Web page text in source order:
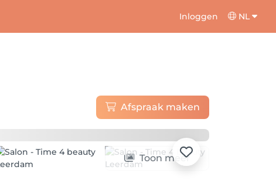
Inloggen NL
Afspraak maken
Toon meer